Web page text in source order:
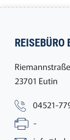
REISEBÜRO
23701 Eutin
04521-
-